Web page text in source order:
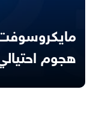
هجوم احتيالي